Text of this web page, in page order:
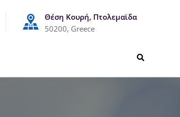
Θέση Κουρή, Πτολεμαϊδα
50200, Greece